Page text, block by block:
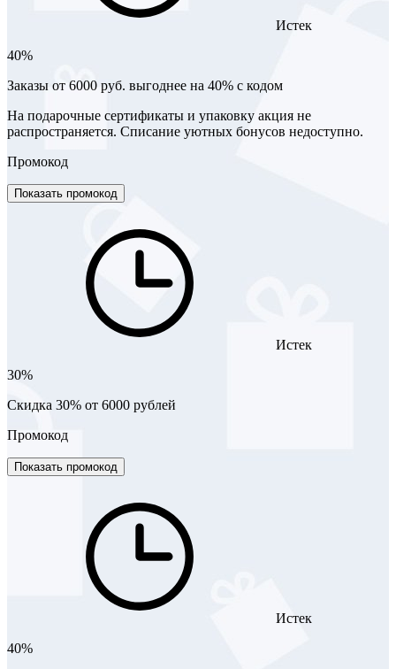
Истек
40%
Заказы от 6000 руб. выгоднее на 40% с кодом
На подарочные сертификаты и упаковку акция не
распространяется. Списание уютных бонусов недоступно.
Промокод
Показать промокод
Истек
30%
Cкидка 30% от 6000 рублей
Промокод
Показать промокод
Истек
40%